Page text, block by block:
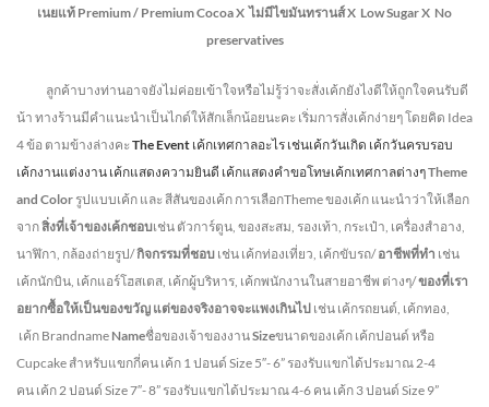
เนยแท้ Premium / Premium CocoaX ไม่มีไขมันทรานส์X Low SugarX No
preservatives
ลูกค้าบางท่านอาจยังไม่ค่อยเข้าใจหรือไม่รู้ว่าจะสั่งเค้กยังไงดีให้ถูกใจคนรับดี
น้า ทางร้านมีคำแนะนำเป็นไกด์ให้สักเล็กน้อยนะคะ เริ่มการสั่งเค้กง่ายๆ โดยคิด Idea
4 ข้อ ตามข้างล่างคะ The Event เค้กเทศกาลอะไร เช่นเค้กวันเกิด เค้กวันครบรอบ
เค้กงานแต่งงาน เค้กแสดงความยินดี เค้กแสดงคำขอโทษเค้กเทศกาลต่างๆTheme
and Color รูปแบบเค้ก และ สีสันของเค้ก การเลือกTheme ของเค้ก แนะนำว่าให้เลือก
จากสิ่งที่เจ้าของเค้กชอบเช่น ตัวการ์ตูน, ของสะสม, รองเท้า, กระเป๋า, เครื่องสำอาง,
นาฬิกา, กล้องถ่ายรูป/กิจกรรมที่ชอบ เช่น เค้กท่องเที่ยว, เค้กขับรถ/อาชีพที่ทำ เช่น
เค้กนักบิน, เค้กแอร์โฮสเตส, เค้กผู้บริหาร, เค้กพนักงานในสายอาชีพ ต่างๆ/ของที่เรา
อยากซื้อให้เป็นของขวัญ แต่ของจริงอาจจะแพงเกินไป เช่น เค้กรถยนต์, เค้กทอง,
เค้ก Brandname Nameชื่อของเจ้าของงานSizeขนาดของเค้ก เค้กปอนด์ หรือ
Cupcake สำหรับแขกกี่คน เค้ก 1 ปอนด์ Size 5″- 6” รองรับแขกได้ประมาณ 2-4
คน เค้ก 2 ปอนด์ Size 7″- 8” รองรับแขกได้ประมาณ 4-6 คน เค้ก 3 ปอนด์ Size 9”